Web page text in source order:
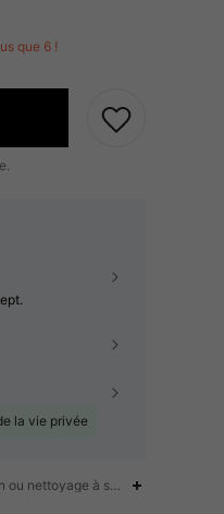
que 6 !
la vie privée
nettoyage à sec professionnel